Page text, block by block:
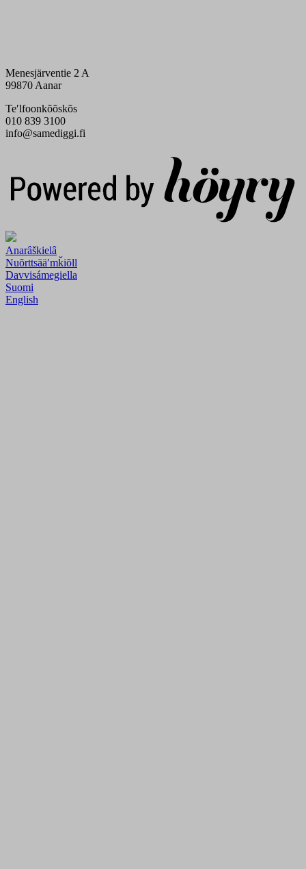
Menesjärventie 2 A
99870 Aanar
Teʹlfoonkõõskõs
010 839 3100
info@samediggi.fi
Anarâškielâ
Nuõrttsääʹmǩiõll
Davvisámegiella
Suomi
English